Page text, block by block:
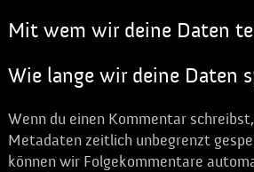
Mit wem wir deine Daten
Wie lange wir deine Daten
Wenn du einen Kommentar
Metadaten zeitlich unbegrenzt
können wir Folgekommentare